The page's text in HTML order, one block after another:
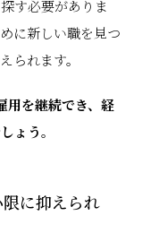
す必要がありま
に新しい職を見つ
られます。
用を継続でき、経
ょう。
に抑えられ